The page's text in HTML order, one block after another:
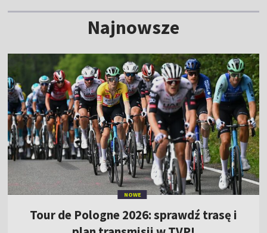
Najnowsze
NOWE
Tour de Pologne 2026: sprawdź trasę i